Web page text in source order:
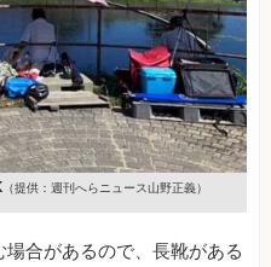
（提供：週刊へらニュース山野正義）
合があるので、長靴がある